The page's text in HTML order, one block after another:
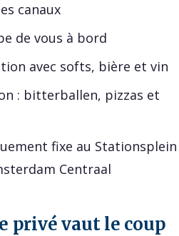
canaux
de vous à bord
avec softs, bière et vin
: bitterballen, pizzas et
fixe au Stationsplein
Centraal
privé vaut le coup